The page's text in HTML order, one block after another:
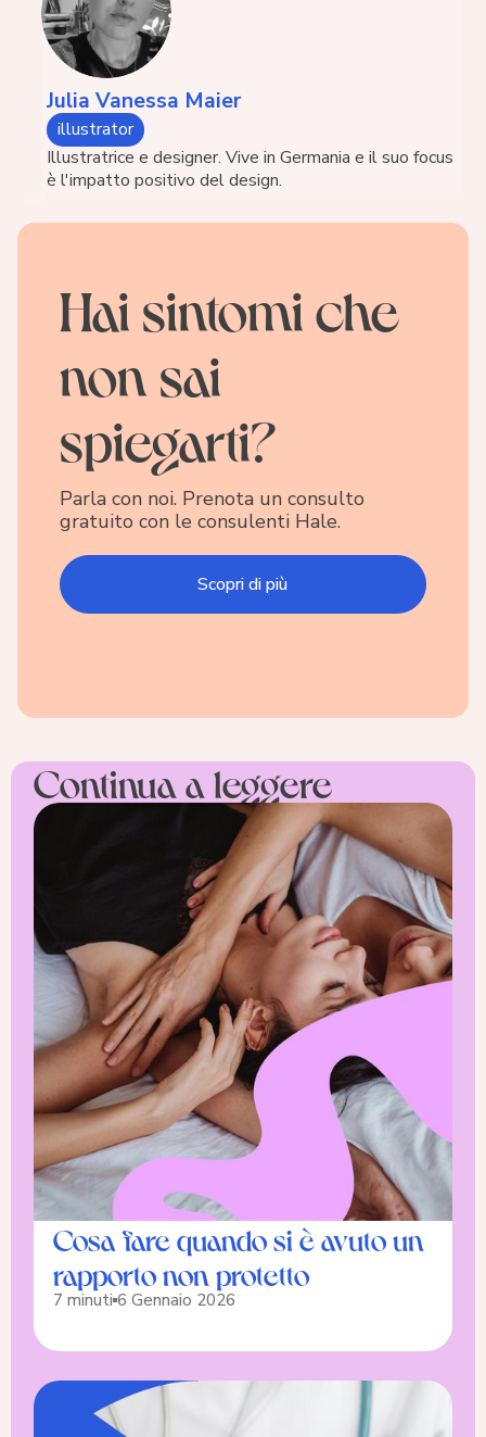
Julia Vanessa Maier
illustrator
Illustratrice e designer. Vive in Germania e il suo focus
è l'impatto positivo del design.
Hai sintomi che
non sai
spiegarti?
Parla con noi. Prenota un consulto
gratuito con le consulenti Hale.
Scopri di più
Continua a leggere
Cosa fare quando si è avuto un
rapporto non protetto
7 minuti 6 Gennaio 2026